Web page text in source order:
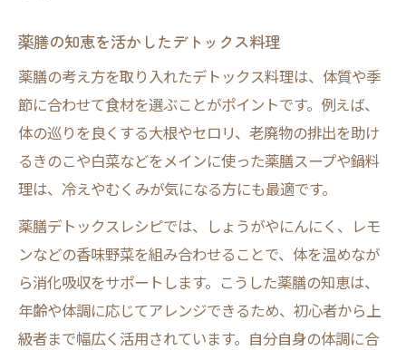
薬膳の知恵を活かしたデトックス料理
薬膳の考え方を取り入れたデトックス料理は、体質や季
節に合わせて食材を選ぶことがポイントです。例えば、
体の巡りを良くする大根やセロリ、老廃物の排出を助け
るきのこや白菜などをメインに使った薬膳スープや鍋料
理は、冷えやむくみが気になる方にも最適です。
薬膳デトックスレシピでは、しょうがやにんにく、レモ
ンなどの香味野菜を組み合わせることで、体を温めなが
ら消化吸収をサポートします。こうした薬膳の知恵は、
年齢や体調に応じてアレンジできるため、初心者から上
級者まで幅広く活用されています。自分自身の体調に合